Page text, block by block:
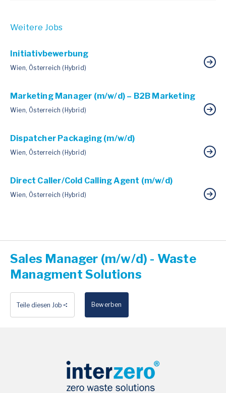
Weitere Jobs
Initiativbewerbung
Wien, Österreich (Hybrid)
Marketing Manager (m/w/d) – B2B Marketing
Wien, Österreich (Hybrid)
Dispatcher Packaging (m/w/d)
Wien, Österreich (Hybrid)
Direct Caller/Cold Calling Agent (m/w/d)
Wien, Österreich (Hybrid)
Sales Manager (m/w/d) - Waste
Managment Solutions
Teile diesen Job Bewerben